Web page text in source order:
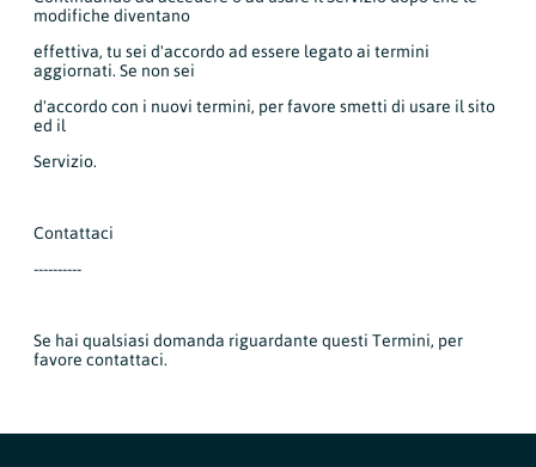
modifiche diventano
effettiva, tu sei d'accordo ad essere legato ai termini
aggiornati. Se non sei
d'accordo con i nuovi termini, per favore smetti di usare il sito
ed il
Servizio.
Contattaci
----------
Se hai qualsiasi domanda riguardante questi Termini, per
favore contattaci.